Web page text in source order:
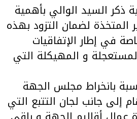
ذكر السيد الوالي بأهمية
المتخذة لضمان التزود بهذه
في إطار الإتفاقيات
و المهيكلة التي
بانخراط مجلس الجهة
إلى جانب لجان التتبع التي